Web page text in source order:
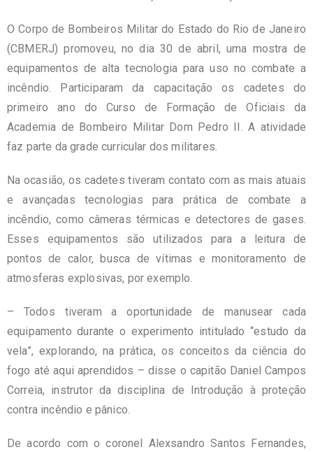
O Corpo de Bombeiros Militar do Estado do Rio de Janeiro
(CBMERJ) promoveu, no dia 30 de abril, uma mostra de
equipamentos de alta tecnologia para uso no combate a
incêndio. Participaram da capacitação os cadetes do
primeiro ano do Curso de Formação de Oficiais da
Academia de Bombeiro Militar Dom Pedro II. A atividade
faz parte da grade curricular dos militares.
Na ocasião, os cadetes tiveram contato com as mais atuais
e avançadas tecnologias para prática de combate a
incêndio, como câmeras térmicas e detectores de gases.
Esses equipamentos são utilizados para a leitura de
pontos de calor, busca de vítimas e monitoramento de
atmosferas explosivas, por exemplo.
– Todos tiveram a oportunidade de manusear cada
equipamento durante o experimento intitulado “estudo da
vela”, explorando, na prática, os conceitos da ciência do
fogo até aqui aprendidos – disse o capitão Daniel Campos
Correia, instrutor da disciplina de Introdução à proteção
contra incêndio e pânico.
De acordo com o coronel Alexsandro Santos Fernandes,